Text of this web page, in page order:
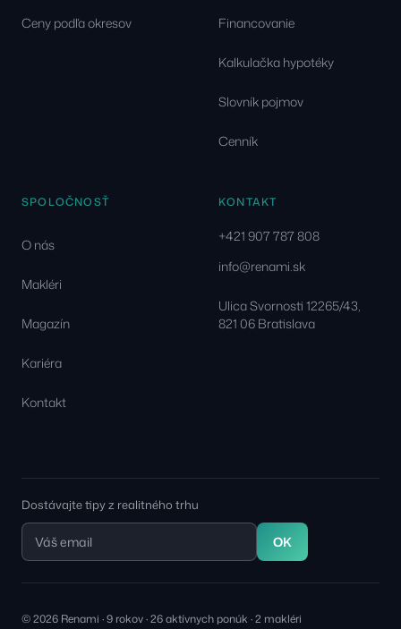
Ceny podľa okresov Financovanie
Kalkulačka hypotéky
Slovník pojmov
Cenník
SPOLOČNOSŤ
O nás
Makléri
Magazín
Kariéra
Kontakt
KONTAKT
+421 907 787 808
info@renami.sk
Ulica Svornosti 12265/43,
821 06 Bratislava
Dostávajte tipy z realitného trhu
OK
© 2026 Renami · 9 rokov · 26 aktívnych ponúk · 2 makléri